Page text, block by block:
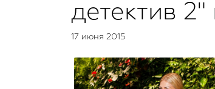
детектив
17 июня 2015